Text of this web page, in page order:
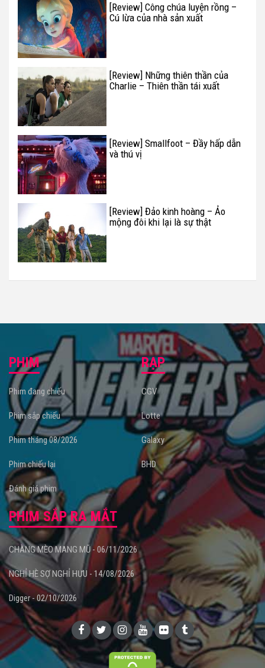
[Review] Công chúa luyện rồng –
Cú lừa của nhà sản xuất
[Review] Những thiên thần của
Charlie – Thiên thần tái xuất
[Review] Smallfoot – Đầy hấp dẫn
và thú vị
[Review] Đảo kinh hoàng – Ảo
mộng đôi khi lại là sự thật
PHIM
Phim đang chiếu
Phim sắp chiếu
Phim tháng 08/2026
Phim chiếu lại
Đánh giá phim
RẠP
CGV
Lotte
Galaxy
BHD
PHIM SẮP RA MẮT
CHÀNG MÈO MANG MŨ - 06/11/2026
NGHỈ HÈ SỢ NGHỈ HƯU - 14/08/2026
Digger - 02/10/2026